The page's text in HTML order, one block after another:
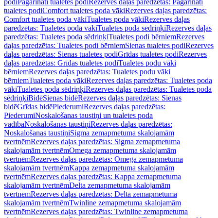
podiPagarināti tualetes podiRezerves daļas paredzētas: Pagarināti
tualetes podiComfort tualetes poda vākiRezerves daļas paredzētas:
Comfort tualetes poda vākiTualetes poda vākiRezerves daļas
paredzētas: Tualetes poda vākiTualetes poda sēdriņķiRezerves daļas
paredzētas: Tualetes poda sēdriņķiTualetes podi bērniemRezerves
daļas paredzētas: Tualetes podi bērniemSienas tualetes podiRezerves
daļas paredzētas: Sienas tualetes podiGrīdas tualetes podiRezerves
daļas paredzētas: Grīdas tualetes podiTualetes podu vāki
bērniemRezerves daļas paredzētas: Tualetes podu vāki
bērniemTualetes poda vākiRezerves daļas paredzētas: Tualetes poda
vākiTualetes poda sēdriņķiRezerves daļas paredzētas: Tualetes poda
sēdriņķiBidēSienas bidēRezerves daļas paredzētas: Sienas
bidēGrīdas bidēPiederumiRezerves daļas paredzētas:
PiederumiNoskalošanas taustiņi un tualetes poda
vadībaNoskalošanas taustiņiRezerves daļas paredzētas:
Noskalošanas taustiņiSigma zemapmetuma skalojamām
tvertnēmRezerves daļas paredzētas: Sigma zemapmetuma
skalojamām tvertnēmOmega zemapmetuma skalojamām
tvertnēmRezerves daļas paredzētas: Omega zemapmetuma
skalojamām tvertnēmKappa zemapmetuma skalojamām
tvertnēmRezerves daļas paredzētas: Kappa zemapmetuma
skalojamām tvertnēmDelta zemapmetuma skalojamām
tvertnēmRezerves daļas paredzētas: Delta zemapmetuma
skalojamām tvertnēmTwinline zemapmetuma skalojamām
tvertnēmRezerves daļas paredzētas: Twinline zemapmetuma